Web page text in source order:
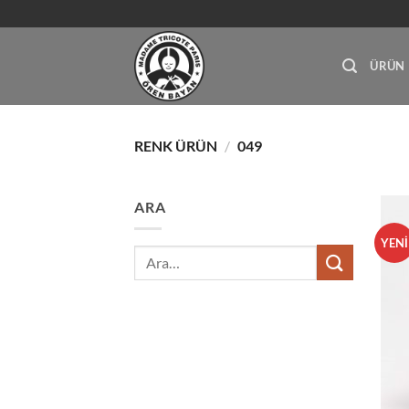
atla
ÜRÜN
RENK ÜRÜN / 049
ARA
Ara:
YENİ